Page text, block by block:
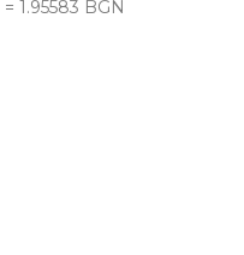
1.95583 BGN